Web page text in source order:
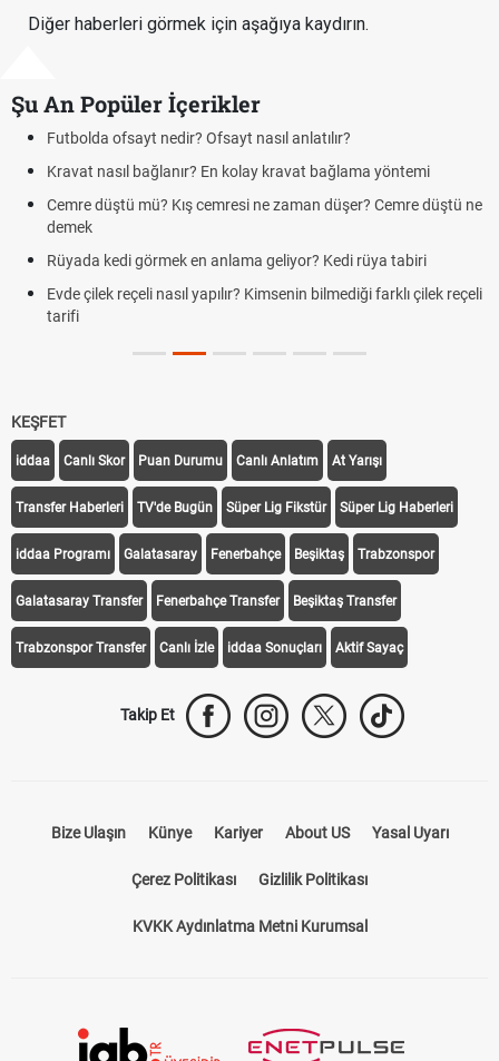
Diğer haberleri görmek için aşağıya kaydırın.
Şu An Popüler İçerikler
Futbolda ofsayt nedir? Ofsayt nasıl anlatılır?
Kravat nasıl bağlanır? En kolay kravat bağlama yöntemi
Cemre düştü mü? Kış cemresi ne zaman düşer? Cemre düştü ne
demek
Rüyada kedi görmek en anlama geliyor? Kedi rüya tabiri
Evde çilek reçeli nasıl yapılır? Kimsenin bilmediği farklı çilek reçeli
tarifi
KEŞFET
iddaa Canlı Skor Puan Durumu Canlı Anlatım At Yarışı
Transfer Haberleri TV'de Bugün Süper Lig Fikstür Süper Lig Haberleri
iddaa Programı Galatasaray Fenerbahçe Beşiktaş Trabzonspor
Galatasaray Transfer Fenerbahçe Transfer Beşiktaş Transfer
Trabzonspor Transfer Canlı İzle iddaa Sonuçları Aktif Sayaç
Takip Et
Bize Ulaşın Künye Kariyer About US Yasal Uyarı
Çerez Politikası Gizlilik Politikası
KVKK Aydınlatma Metni Kurumsal